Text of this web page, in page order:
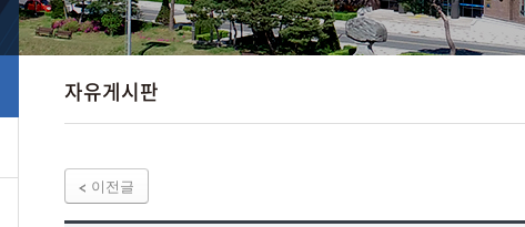
자유게시판
이전글